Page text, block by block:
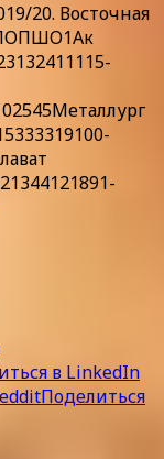
20. Восточная
в LinkedIn
Поделиться